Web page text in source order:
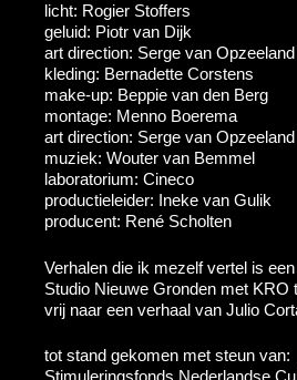
licht: Rogier Stoffers
geluid: Piotr van Dijk
art direction: Serge van Opzeeland
kleding: Bernadette Corstens
make-up: Beppie van den Berg
montage: Menno Boerema
art direction: Serge van Opzeeland
muziek: Wouter van Bemmel
laboratorium: Cineco
productieleider: Ineke van Gulik
producent: René Scholten
Verhalen die ik mezelf vertel is
Studio Nieuwe Gronden met KRO
vrij naar een verhaal van Julio
tot stand gekomen met steun van:
Stimuleringsfonds Nederlandse